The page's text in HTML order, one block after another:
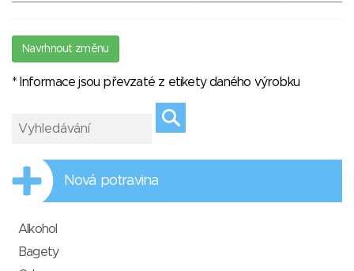
Navrhnout změnu
* Informace jsou převzaté z etikety daného výrobku
Nová potravina
Alkohol
Bagety